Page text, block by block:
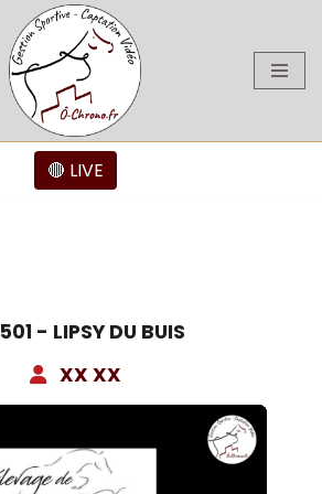
🔴 LIVE
501 - LIPSY DU BUIS
XX XX